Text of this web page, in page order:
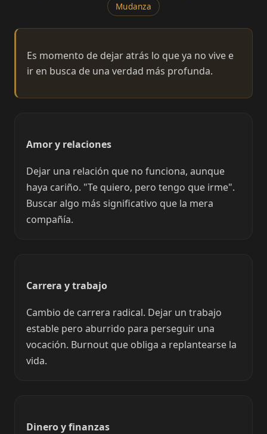
Mudanza
Es momento de dejar atrás lo que ya no vive e
ir en busca de una verdad más profunda.
Amor y relaciones
Dejar una relación que no funciona, aunque
haya cariño. "Te quiero, pero tengo que irme".
Buscar algo más significativo que la mera
compañía.
Carrera y trabajo
Cambio de carrera radical. Dejar un trabajo
estable pero aburrido para perseguir una
vocación. Burnout que obliga a replantearse la
vida.
Dinero y finanzas